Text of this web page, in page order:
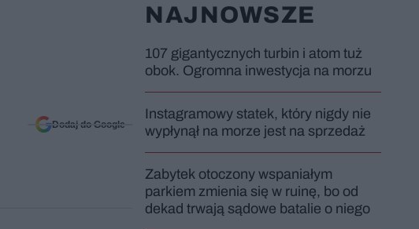
Dodaj do Google
NAJNOWSZE
107 gigantycznych turbin i atom tuż
obok. Ogromna inwestycja na morzu
Instagramowy statek, który nigdy nie
wypłynął na morze jest na sprzedaż
Zabytek otoczony wspaniałym
parkiem zmienia się w ruinę, bo od
dekad trwają sądowe batalie o niego